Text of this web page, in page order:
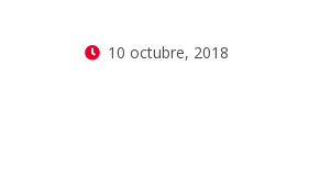
10 octubre, 2018